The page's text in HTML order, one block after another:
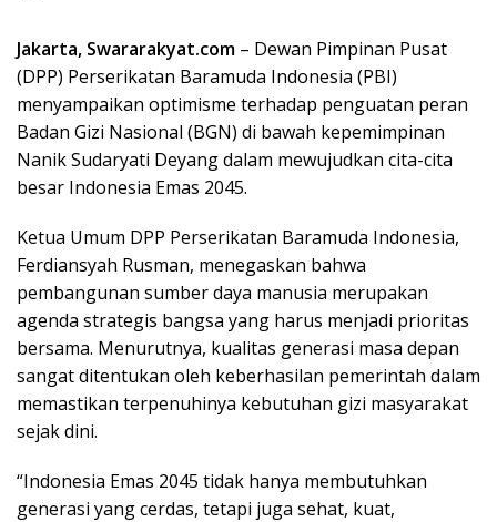
Jakarta, Swararakyat.com – Dewan Pimpinan Pusat
(DPP) Perserikatan Baramuda Indonesia (PBI)
menyampaikan optimisme terhadap penguatan peran
Badan Gizi Nasional (BGN) di bawah kepemimpinan
Nanik Sudaryati Deyang dalam mewujudkan cita-cita
besar Indonesia Emas 2045.
Ketua Umum DPP Perserikatan Baramuda Indonesia,
Ferdiansyah Rusman, menegaskan bahwa
pembangunan sumber daya manusia merupakan
agenda strategis bangsa yang harus menjadi prioritas
bersama. Menurutnya, kualitas generasi masa depan
sangat ditentukan oleh keberhasilan pemerintah dalam
memastikan terpenuhinya kebutuhan gizi masyarakat
sejak dini.
“Indonesia Emas 2045 tidak hanya membutuhkan
generasi yang cerdas, tetapi juga sehat, kuat,